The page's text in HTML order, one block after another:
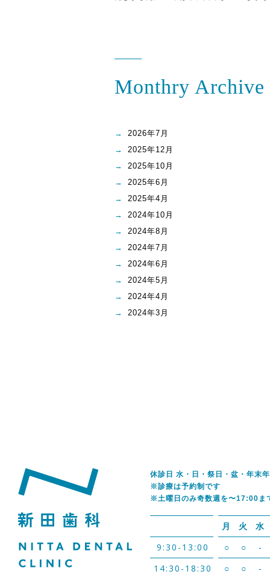
Monthry Archive
2026年7月
2025年12月
2025年10月
2025年6月
2025年4月
2024年10月
2024年8月
2024年7月
2024年6月
2024年5月
2024年4月
2024年3月
休診日 水・日・祭日・盆・年末
※診療は予約制です
※土曜日のみ奇数週を〜17:00ま
月 火
水
9:30-13:00
○ ○ -
14:30-18:30 ○ ○ -